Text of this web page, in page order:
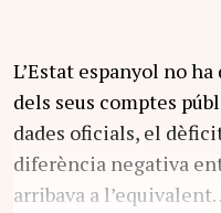
L’Estat espanyol no
dels seus comptes
dades oficials, el
diferència negativa
arribava a